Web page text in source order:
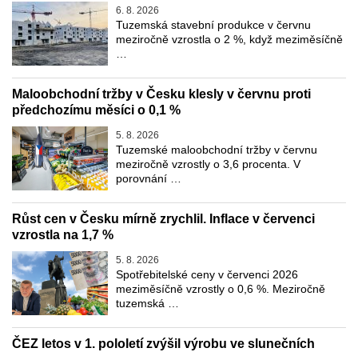
6. 8. 2026
Tuzemská stavební produkce v červnu
meziročně vzrostla o 2 %, když meziměsíčně
…
Maloobchodní tržby v Česku klesly v červnu proti
předchozímu měsíci o 0,1 %
5. 8. 2026
Tuzemské maloobchodní tržby v červnu
meziročně vzrostly o 3,6 procenta. V
porovnání …
Růst cen v Česku mírně zrychlil. Inflace v červenci
vzrostla na 1,7 %
5. 8. 2026
Spotřebitelské ceny v červenci 2026
meziměsíčně vzrostly o 0,6 %. Meziročně
tuzemská …
ČEZ letos v 1. pololetí zvýšil výrobu ve slunečních